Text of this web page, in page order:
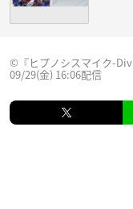
©『ヒプノシスマイク-
09/29(金) 16:06配信